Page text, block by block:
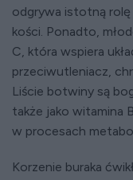
odgrywa istotną rolę
kości. Ponadto,
C, która wspiera
przeciwutleniacz,
Liście botwiny są
także jako witamina
w procesach
Korzenie buraka